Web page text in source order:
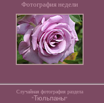
Фотография недели
Случайная фотография раздела
"Тюльпаны"